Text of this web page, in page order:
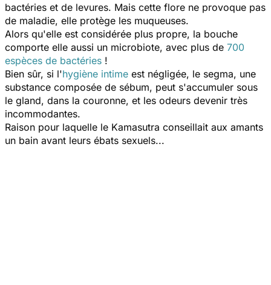
bactéries et de levures. Mais cette flore ne provoque pas
de maladie, elle protège les muqueuses.
Alors qu'elle est considérée plus propre, la bouche
comporte elle aussi un microbiote, avec plus de 700
espèces de bactéries !
Bien sûr, si l'hygiène intime est négligée, le segma, une
substance composée de sébum, peut s'accumuler sous
le gland, dans la couronne, et les odeurs devenir très
incommodantes.
Raison pour laquelle le Kamasutra conseillait aux amants
un bain avant leurs ébats sexuels...